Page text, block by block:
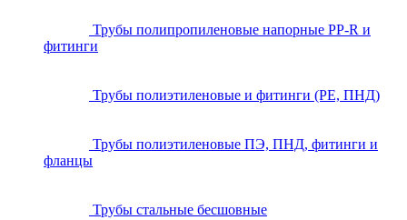
Трубы полипропиленовые напорные PP-R и
фитинги
Трубы полиэтиленовые и фитинги (PE, ПНД)
Трубы полиэтиленовые ПЭ, ПНД, фитинги и
фланцы
Трубы стальные бесшовные